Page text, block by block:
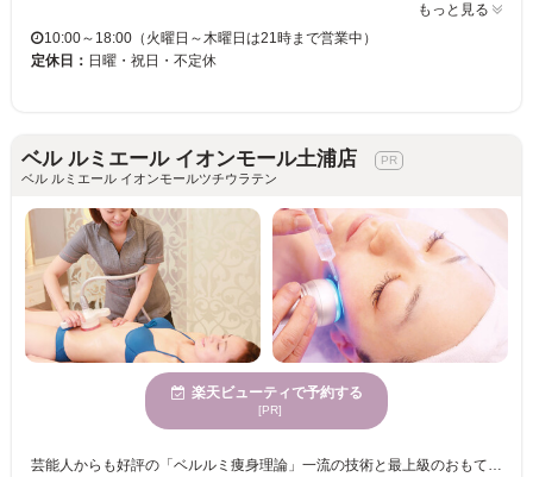
もっと見る
10:00～18:00（火曜日～木曜日は21時まで営業中）
定休日： 日曜・祝日・不定休
ベル ルミエール イオンモール土浦店
ベル ルミエール イオンモールツチウラテン
楽天ビューティで予約する
[PR]